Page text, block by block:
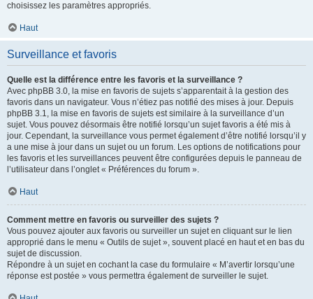
choisissez les paramètres appropriés.
Haut
Surveillance et favoris
Quelle est la différence entre les favoris et la surveillance ?
Avec phpBB 3.0, la mise en favoris de sujets s’apparentait à la gestion des
favoris dans un navigateur. Vous n’étiez pas notifié des mises à jour. Depuis
phpBB 3.1, la mise en favoris de sujets est similaire à la surveillance d’un
sujet. Vous pouvez désormais être notifié lorsqu’un sujet favoris a été mis à
jour. Cependant, la surveillance vous permet également d’être notifié lorsqu’il y
a une mise à jour dans un sujet ou un forum. Les options de notifications pour
les favoris et les surveillances peuvent être configurées depuis le panneau de
l’utilisateur dans l’onglet « Préférences du forum ».
Haut
Comment mettre en favoris ou surveiller des sujets ?
Vous pouvez ajouter aux favoris ou surveiller un sujet en cliquant sur le lien
approprié dans le menu « Outils de sujet », souvent placé en haut et en bas du
sujet de discussion.
Répondre à un sujet en cochant la case du formulaire « M’avertir lorsqu’une
réponse est postée » vous permettra également de surveiller le sujet.